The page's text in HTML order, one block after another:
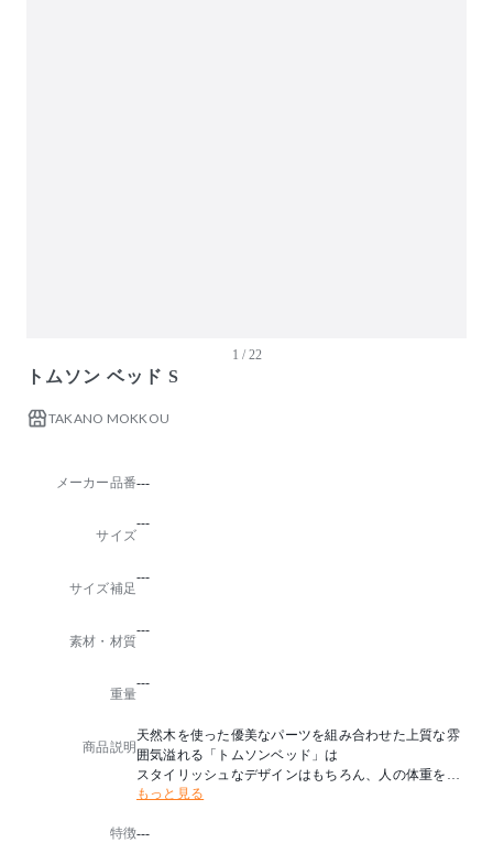
1 / 22
トムソン ベッド S
TAKANO MOKKOU
メーカー品番---
サイズ
---
サイズ補足
---
素材・材質
---
重量
---
商品説明
天然木を使った優美なパーツを組み合わせた上質な雰
囲気溢れる「トムソンベッド」は
スタイリッシュなデザインはもちろん、人の体重を支
え続ける品質と、緻密な構造が生む安定感にも優れて
もっと見る
特徴---